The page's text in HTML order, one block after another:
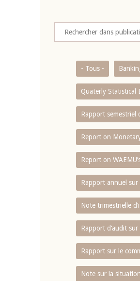
- Tous -
Quaterly Statistical
Rapport semestriel
Report on
Report on
Rapport annuel sur
Note trimestrielle
Rapport d‘audit
Rapport sur le
Note sur la